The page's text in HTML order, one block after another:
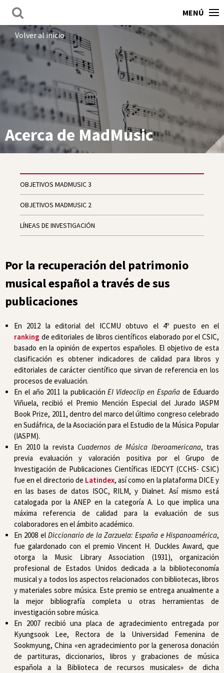
MENÚ
Volver al inicio
Acerca de MadMusic
OBJETIVOS MADMUSIC 3
OBJETIVOS MADMUSIC 2
LÍNEAS DE INVESTIGACIÓN
Por la recuperación del patrimonio
musical español a través de sus
publicaciones
En 2012 la editorial del ICCMU obtuvo el 4º puesto en el
ranking de editoriales de libros científicos elaborado por el CSIC,
basado en la opinión de expertos españoles. El objetivo de esta
clasificación es obtener indicadores de calidad para libros y
editoriales de carácter científico que sirvan de referencia en los
procesos de evaluación.
En el año 2011 la publicaciónEl Videoclip en España de Eduardo
Viñuela, recibió el Premio Mención Especial del Jurado IASPM
Book Prize, 2011, dentro del marco del último congreso celebrado
en Sudáfrica, de la Asociación para el Estudio de la Música Popular
(IASPM).
En 2010 la revista Cuadernos de Música Iberoamericana, tras
previa evaluación y valoración positiva por el Grupo de
Investigación de Publicaciones Científicas IEDCYT (CCHS- CSIC)
fue en el directorio de Latindex, así como en la plataforma DICE y
en las bases de datos ISOC, RILM, y Dialnet. Así mismo está
catalogada por la ANEP en la categoría A. Lo que implica una
máxima referencia de calidad para la evaluación de sus
colaboradores en el ámbito académico.
En 2008 el Diccionario de la Zarzuela: España e Hispanoamérica,
fue galardonado con el premio Vincent H. Duckles Award, que
otorga la Music Library Association (1931), organización
profesional de Estados Unidos dedicada a la biblioteconomía
musical y a todos los aspectos relacionados con bibliotecas, libros
y materiales sobre música. Este premio se entrega anualmente a
la mejor bibliografía completa u otras herramientas de
investigación sobre música.
En 2007 recibió una placa de agradecimiento entregada por
Kyungsook Lee, Rectora de la Universidad Femenina de
Sookmyung, China «en agradecimiento por la generosa donación
de partituras, diccionarios, libros y grabaciones de música
española a la Biblioteca de recursos musicales» de dicha